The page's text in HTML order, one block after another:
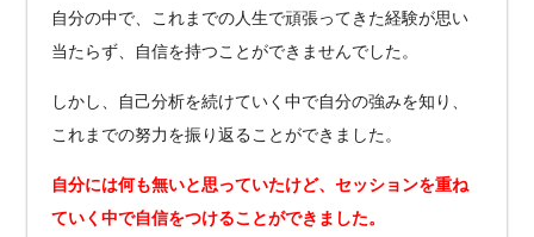
自分の中で、これまでの人生で頑張ってきた経験が思い
当たらず、自信を持つことができませんでした。
しかし、自己分析を続けていく中で自分の強みを知り、
これまでの努力を振り返ることができました。
自分には何も無いと思っていたけど、セッションを重ね
ていく中で自信をつけることができました。